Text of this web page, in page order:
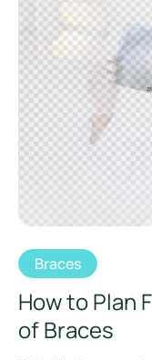
Braces
How to Plan
of Braces